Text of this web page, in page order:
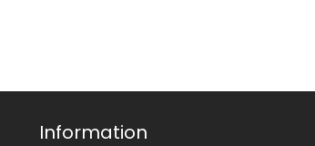
Information